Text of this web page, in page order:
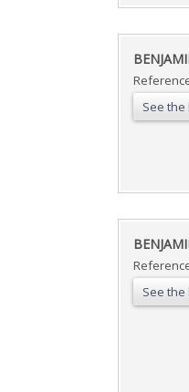
See the
See the